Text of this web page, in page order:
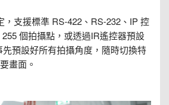
，支援標準 RS-422、RS-232、IP 控
個拍攝點，或透過IR遙控器預設
預設好所有拍攝角度，隨時切換特
畫面。